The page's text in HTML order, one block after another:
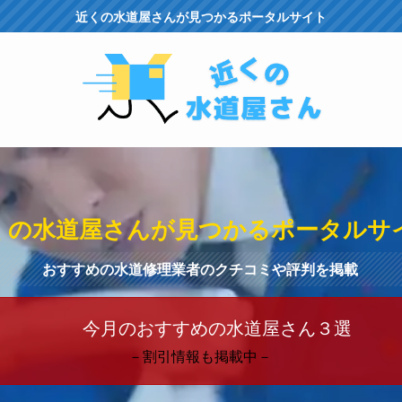
近くの水道屋さんが見つかるポータルサイト
の水道屋さんが見つかるポータルサ
おすすめの水道修理業者のクチコミや評判を掲載
今月のおすすめの水道屋さん３選
－割引情報も掲載中－